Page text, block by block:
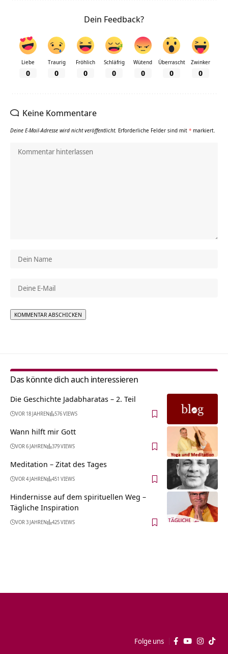
Dein Feedback?
Liebe
0
Traurig
0
Fröhlich
0
Schläfrig
0
Wütend
0
Überrascht
0
Zwinker
0
Keine Kommentare
Deine E-Mail-Adresse wird nicht veröffentlicht. Erforderliche Felder sind mit * markiert.
Das könnte dich auch interessieren
Die Geschichte Jadabharatas – 2. Teil
VOR 18 JAHREN 576 VIEWS
Wann hilft mir Gott
VOR 6 JAHREN 379 VIEWS
Meditation – Zitat des Tages
VOR 4 JAHREN 451 VIEWS
Hindernisse auf dem spirituellen Weg –
Tägliche Inspiration
VOR 3 JAHREN 425 VIEWS
Folge uns